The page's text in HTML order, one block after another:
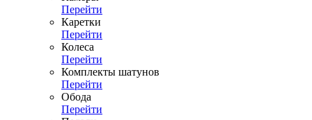
Перейти
Каретки
Перейти
Колеса
Перейти
Комплекты шатунов
Перейти
Обода
Перейти